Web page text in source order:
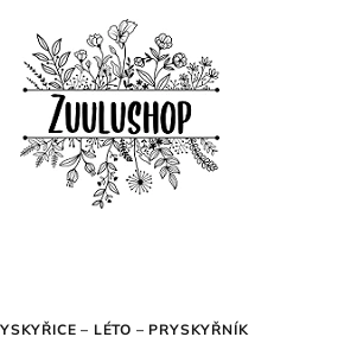
– LÉTO – PRYSKYŘNÍK